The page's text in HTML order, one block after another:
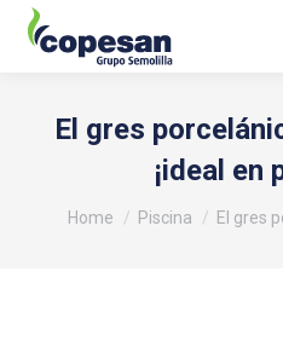
El gres
¡ideal en
You are here:
Home Piscina El gres